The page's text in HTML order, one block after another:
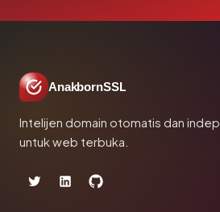
AnakbornSSL
Intelijen domain otomatis dan
untuk web terbuka.